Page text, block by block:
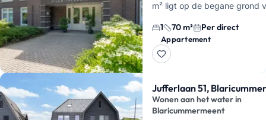
m² ligt op de begane grond
in Blaricum. Je woont hier
1 70 m² Per direct
Appartement
Jufferlaan 51,
Wonen aan het water in
Blaricummermeent